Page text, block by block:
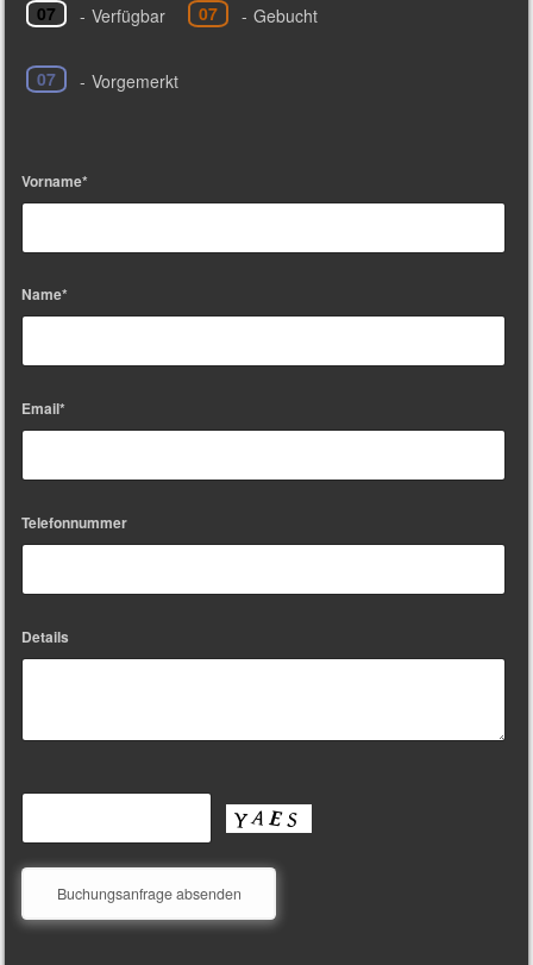
07 - Verfügbar 07 - Gebucht
07 - Vorgemerkt
Vorname*
Name*
Email*
Telefonnummer
Details